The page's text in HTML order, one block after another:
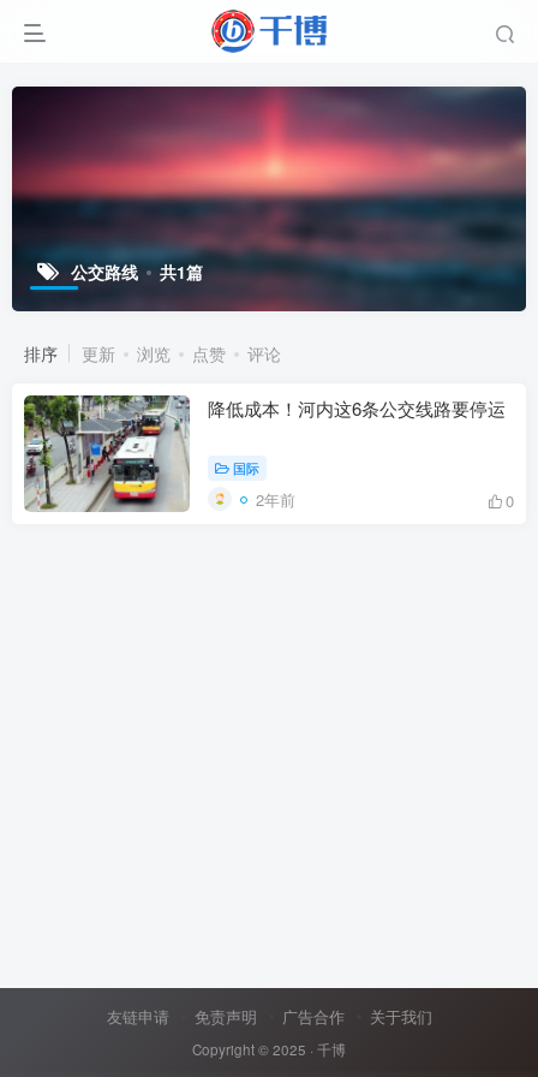
公交路线 共1篇
排序 更新 浏览 点赞 评论
降低成本！河内这6条公交线路要停运
国际
2年前 0
友链申请 免责声明 广告合作 关于我们
Copyright © 2025 · 千博